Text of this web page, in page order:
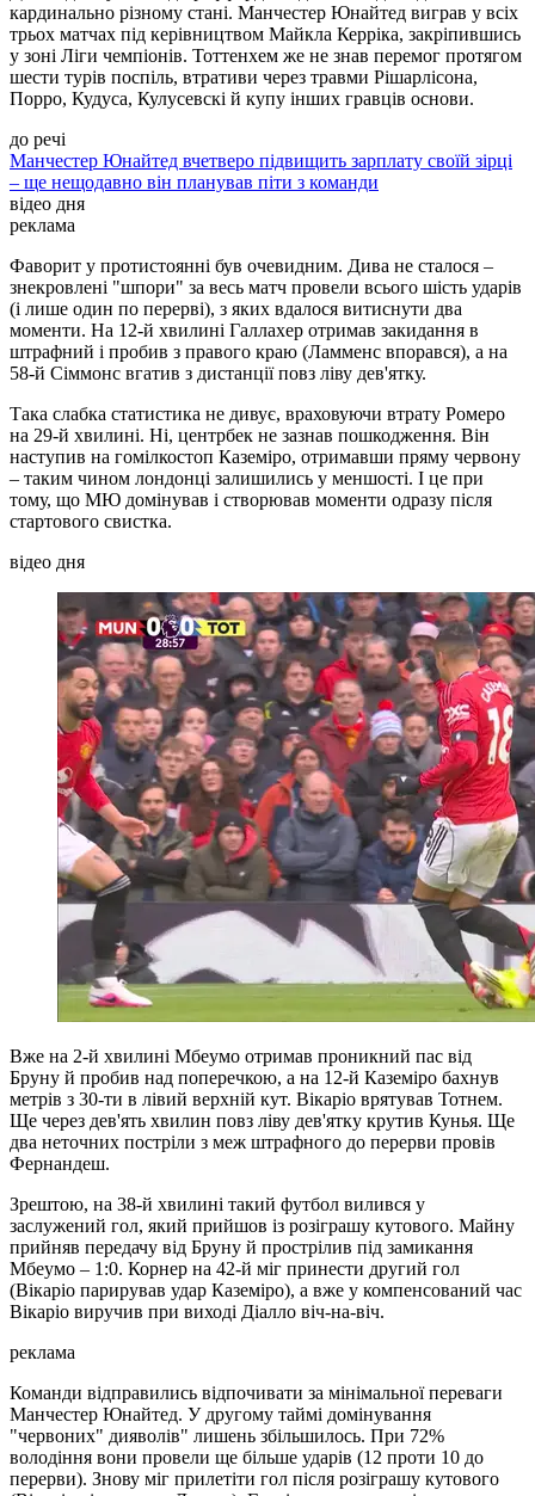
кардинально різному стані. Манчестер Юнайтед виграв у всіх
трьох матчах під керівництвом Майкла Керріка, закріпившись
у зоні Ліги чемпіонів. Тоттенхем же не знав перемог протягом
шести турів поспіль, втративи через травми Рішарлісона,
Порро, Кудуса, Кулусевскі й купу інших гравців основи.
до речі
Манчестер Юнайтед вчетверо підвищить зарплату своїй зірці
– ще нещодавно він планував піти з команди
відео дня
реклама
Фаворит у протистоянні був очевидним. Дива не сталося –
знекровлені "шпори" за весь матч провели всього шість ударів
(і лише один по перерві), з яких вдалося витиснути два
моменти. На 12-й хвилині Галлахер отримав закидання в
штрафний і пробив з правого краю (Ламменс впорався), а на
58-й Сіммонс вгатив з дистанції повз ліву дев'ятку.
Така слабка статистика не дивує, враховуючи втрату Ромеро
на 29-й хвилині. Ні, центрбек не зазнав пошкодження. Він
наступив на гомілкостоп Каземіро, отримавши пряму червону
– таким чином лондонці залишились у меншості. І це при
тому, що МЮ домінував і створював моменти одразу після
стартового свистка.
відео дня
Вже на 2-й хвилині Мбеумо отримав проникний пас від
Бруну й пробив над поперечкою, а на 12-й Каземіро бахнув
метрів з 30-ти в лівий верхній кут. Вікаріо врятував Тотнем.
Ще через дев'ять хвилин повз ліву дев'ятку крутив Кунья. Ще
два неточних постріли з меж штрафного до перерви провів
Фернандеш.
Зрештою, на 38-й хвилині такий футбол вилився у
заслужений гол, який прийшов із розіграшу кутового. Майну
прийняв передачу від Бруну й прострілив під замикання
Мбеумо – 1:0. Корнер на 42-й міг принести другий гол
(Вікаріо парирував удар Каземіро), а вже у компенсований час
Вікаріо виручив при виході Діалло віч-на-віч.
реклама
Команди відправились відпочивати за мінімальної переваги
Манчестер Юнайтед. У другому таймі домінування
"червоних" дияволів" лишень збільшилось. При 72%
володіння вони провели ще більше ударів (12 проти 10 до
перерви). Знову міг прилетіти гол після розіграшу кутового